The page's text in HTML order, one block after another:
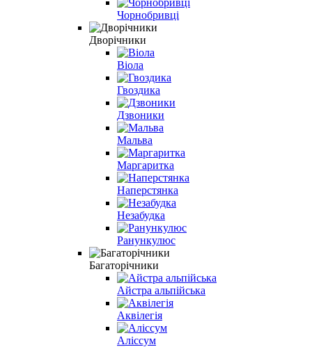
Чорнобривці
Дворічники
Віола
Гвоздика
Дзвоники
Мальва
Маргаритка
Наперстянка
Незабудка
Ранункулюс
Багаторічники
Айстра альпійська
Аквілегія
Аліссум